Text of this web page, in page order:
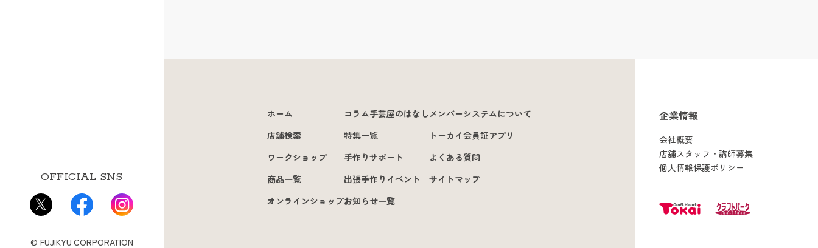
OFFICIAL SNS
© FUJIKYU CORPORATION
ホーム
店舗検索
ワークショップ
商品一覧
オンラインショップ
コラム手芸屋のはなし
特集一覧
手作りサポート
出張手作りイベント
お知らせ一覧
メンバーシステムについて
トーカイ会員証アプリ
よくある質問
サイトマップ
企業情報
会社概要
店舗スタッフ・講師募集
個人情報保護ポリシー